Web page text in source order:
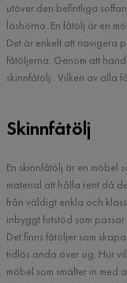
utöver den befintliga
läshörna. En fåtölj är en
Det är enkelt att navigera
fåtöljerna. Genom att
skinnfåtölj . Vilken av alla
Skinnfåtölj
En skinnfåtölj är en möbel
material att hålla rent då
från väldigt enkla och
inbyggt fotstöd som
Det finns fåtöljer som
tidlös anda över sig. Hur
möbel som smälter in med